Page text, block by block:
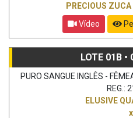
PRECIOUS
Vídeo
LOTE 01B •
PURO SANGUE INGLÊS -
REG.:
ELUSIVE
x